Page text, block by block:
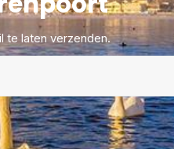
te laten verzenden.